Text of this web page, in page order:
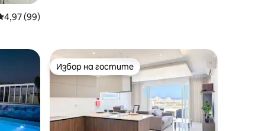
оценка: 4,97 от 5, 99 отзива
4,97 (99)
Избор на гостите
Избор на гостите